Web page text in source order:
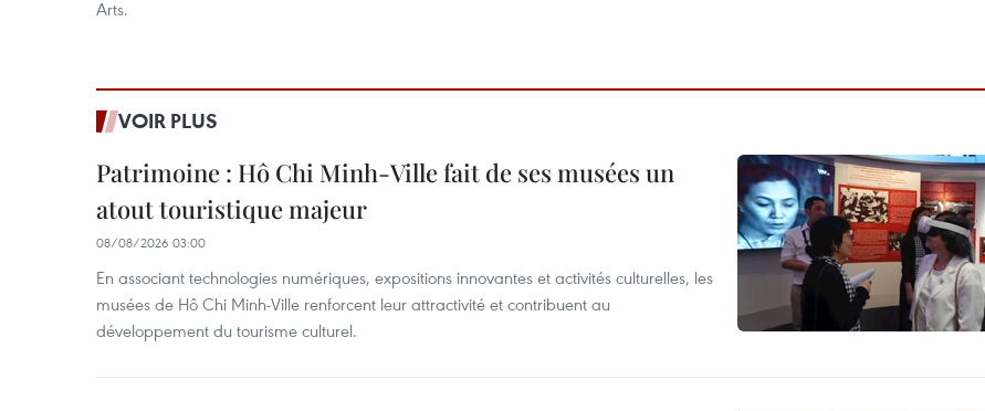
Arts.
VOIR PLUS
Patrimoine : Hô Chi Minh-Ville fait de ses musées un
atout touristique majeur
08/08/2026 03:00
En associant technologies numériques, expositions innovantes et activités culturelles, les
musées de Hô Chi Minh-Ville renforcent leur attractivité et contribuent au
développement du tourisme culturel.